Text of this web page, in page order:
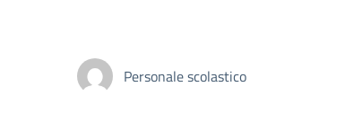
Personale scolastico